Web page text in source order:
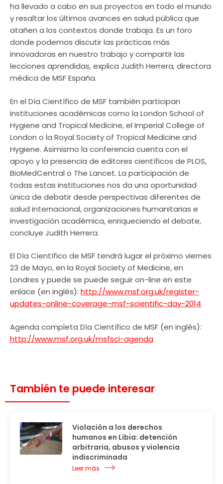
ha llevado a cabo en sus proyectos en todo el mundo
y resaltar los últimos avances en salud pública que
atañen a los contextos donde trabaja. Es un foro
donde podemos discutir las prácticas más
innovadoras en nuestro trabajo y compartir las
lecciones aprendidas, explica Judith Herrera, directora
médica de MSF España.
En el Día Científico de MSF también participan
instituciones académicas como la London School of
Hygiene and Tropical Medicine, el Imperial College of
London o la Royal Society of Tropical Medicine and
Hygiene. Asimismo la conferencia cuenta con el
apoyo y la presencia de editores científicos de PLOS,
BioMedCentral o The Lancet. La participación de
todas estas instituciones nos da una oportunidad
única de debatir desde perspectivas diferentes de
salud internacional, organizaciones humanitarias e
investigación académica, enriqueciendo el debate,
concluye Judith Herrera.
El Día Científico de MSF tendrá lugar el próximo viernes
23 de Mayo, en la Royal Society of Medicine, en
Londres y puede se puede seguir on-line en este
enlace (en inglés): http://www.msf.org.uk/register-
updates-online-coverage-msf-scientific-day-2014
Agenda completa Día Científico de MSF (en inglés):
http://www.msf.org.uk/msfsci-agenda
También te puede interesar
Violación a los derechos
humanos en Libia: detención
arbitraria, abusos y violencia
indiscriminada
Leer más